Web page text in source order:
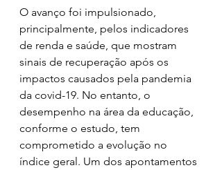
O avanço foi impulsionado,
principalmente, pelos indicadores
de renda e saúde, que mostram
sinais de recuperação após os
impactos causados pela pandemia
da covid-19. No entanto, o
desempenho na área da educação,
conforme o estudo, tem
comprometido a evolução no
índice geral. Um dos apontamentos